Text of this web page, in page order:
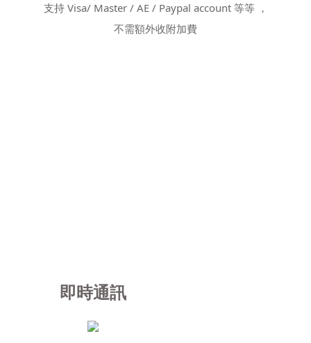
支持 Visa/ Master / AE / Paypal account 等等 ，
不需額外收附加費
即時通訊